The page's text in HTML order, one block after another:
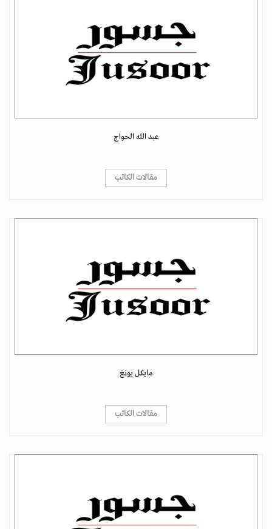
عبد الله الحواج
مقالات الكاتب
مايكل يونغ
مقالات الكاتب